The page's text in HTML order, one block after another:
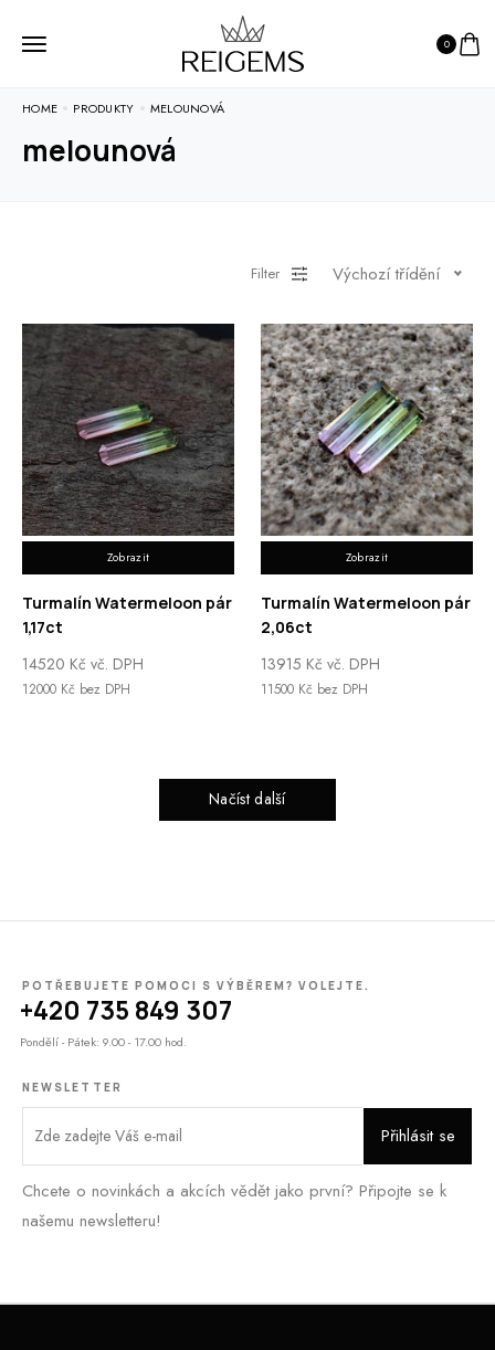
0
HOME PRODUKTY MELOUNOVÁ
melounová
Filter Výchozí třídění
Zobrazit
Turmalín Watermeloon pár
1,17ct
14520 Kč vč. DPH
12000 Kč bez DPH
Zobrazit
Turmalín Watermeloon pár
2,06ct
13915 Kč vč. DPH
11500 Kč bez DPH
Načíst další
POTŘEBUJETE POMOCI S VÝBĚREM? VOLEJTE.
+420 735 849 307
Pondělí - Pátek: 9.00 - 17.00 hod.
NEWSLETTER
Chcete o novinkách a akcích vědět jako první? Připojte se k
našemu newsletteru!